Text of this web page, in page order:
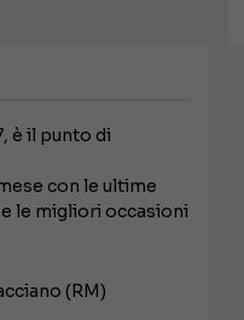
è il punto di
con le ultime
le migliori occasioni
(RM)